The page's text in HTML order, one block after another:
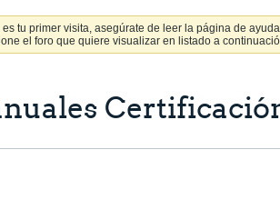
es tu primer visita, asegúrate de leer la página de ayuda
el foro que quiere visualizar en listado a